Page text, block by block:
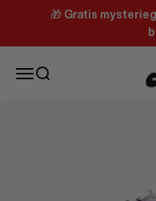
Hoppa till innehållet
🎁 Gratis
MenySök